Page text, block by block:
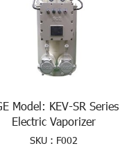
Model: KEV-SR Series
Electric Vaporizer
SKU : F002